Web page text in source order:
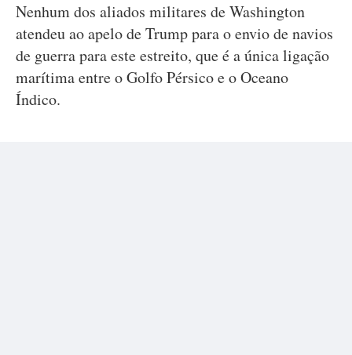
Nenhum dos aliados militares de Washington
atendeu ao apelo de Trump para o envio de navios
de guerra para este estreito, que é a única ligação
marítima entre o Golfo Pérsico e o Oceano
Índico.